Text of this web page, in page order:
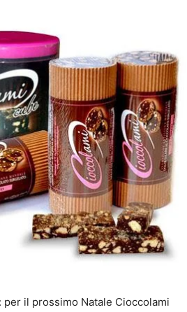
il prossimo Natale Cioccolami